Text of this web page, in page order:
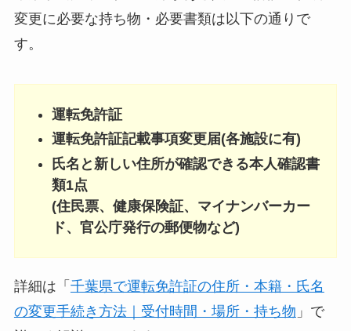
変更に必要な持ち物・必要書類は以下の通りで
す。
運転免許証
運転免許証記載事項変更届(各施設に有)
氏名と新しい住所が確認できる本人確認書
類1点
(住民票、健康保険証、マイナンバーカー
ド、官公庁発行の郵便物など)
詳細は「 千葉県で運転免許証の住所・本籍・氏名
の変更手続き方法｜受付時間・場所・持ち物 」で